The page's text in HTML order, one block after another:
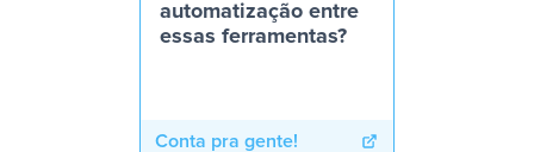
automatização entre
essas ferramentas?
Conta pra gente!